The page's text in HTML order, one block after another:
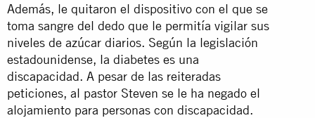
Además, le quitaron el dispositivo con el que se
toma sangre del dedo que le permitía vigilar sus
niveles de azúcar diarios. Según la legislación
estadounidense, la diabetes es una
discapacidad. A pesar de las reiteradas
peticiones, al pastor Steven se le ha negado el
alojamiento para personas con discapacidad.